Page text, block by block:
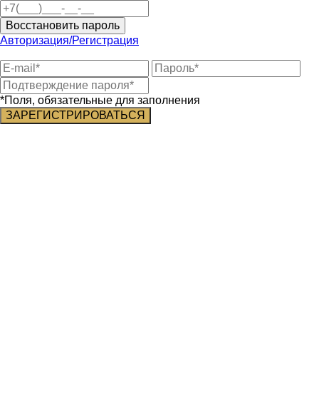
Восстановить пароль
Авторизация/Регистрация
*Поля, обязательные для заполнения